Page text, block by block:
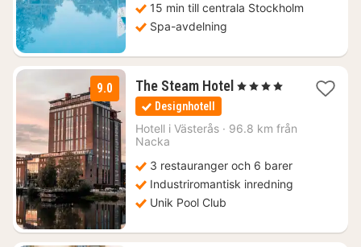
15 min till centrala Stockholm
Spa-avdelning
9.0 The Steam Hotel 1
1883
, 4 Stjärnor
Designhotell
Hotell i Västerås · 96.8 km från
Nacka
3 restauranger och 6 barer
Industriromantisk inredning
Unik Pool Club